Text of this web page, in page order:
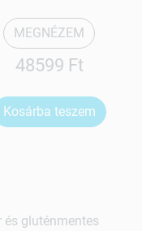
MEGNÉZEM
48599 Ft
Kosárba teszem
és gluténmentes